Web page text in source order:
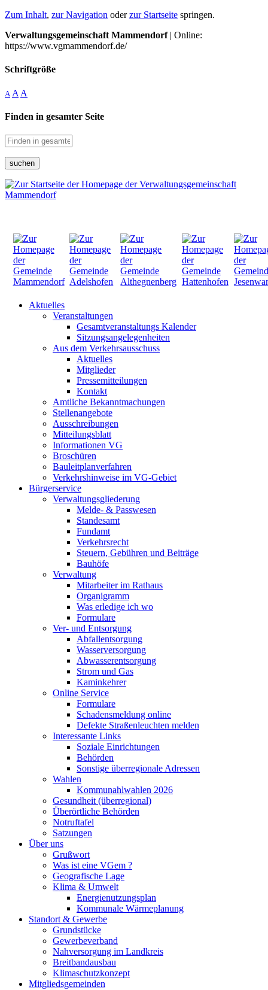
Zum Inhalt, zur Navigation oderzur Startseite springen.
Verwaltungsgemeinschaft Mammendorf| Online:
https://www.vgmammendorf.de/
Schriftgröße
A A A
Finden in gesamter Seite
suchen
Aktuelles
Veranstaltungen
Gesamtveranstaltungs Kalender
Sitzungsangelegenheiten
Aus dem Verkehrsausschuss
Aktuelles
Mitglieder
Pressemitteilungen
Kontakt
Amtliche Bekanntmachungen
Stellenangebote
Ausschreibungen
Mitteilungsblatt
Informationen VG
Broschüren
Bauleitplanverfahren
Verkehrshinweise im VG-Gebiet
Bürgerservice
Verwaltungsgliederung
Melde- & Passwesen
Standesamt
Fundamt
Verkehrsrecht
Steuern, Gebühren und Beiträge
Bauhöfe
Verwaltung
Mitarbeiter im Rathaus
Organigramm
Was erledige ich wo
Formulare
Ver- und Entsorgung
Abfallentsorgung
Wasserversorgung
Abwasserentsorgung
Strom und Gas
Kaminkehrer
Online Service
Formulare
Schadensmeldung online
Defekte Straßenleuchten melden
Interessante Links
Soziale Einrichtungen
Behörden
Sonstige überregionale Adressen
Wahlen
Kommunahlwahlen 2026
Gesundheit (überregional)
Überörtliche Behörden
Notruftafel
Satzungen
Über uns
Grußwort
Was ist eine VGem ?
Geografische Lage
Klima & Umwelt
Energienutzungsplan
Kommunale Wärmeplanung
Standort & Gewerbe
Grundstücke
Gewerbeverband
Nahversorgung im Landkreis
Breitbandausbau
Klimaschutzkonzept
Mitgliedsgemeinden